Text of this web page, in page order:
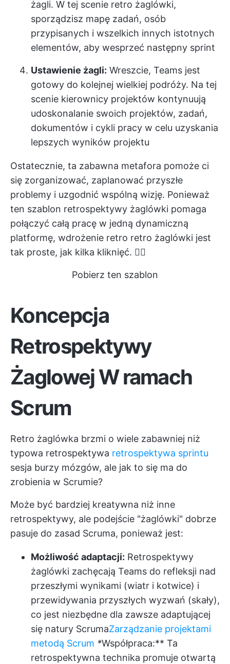
żagli. W tej scenie retro żaglówki,
sporządzisz mapę zadań, osób
przypisanych i wszelkich innych istotnych
elementów, aby wesprzeć następny sprint
Ustawienie żagli: Wreszcie, Teams jest
gotowy do kolejnej wielkiej podróży. Na tej
scenie kierownicy projektów kontynuują
udoskonalanie swoich projektów, zadań,
dokumentów i cykli pracy w celu uzyskania
lepszych wyników projektu
Ostatecznie, ta zabawna metafora pomoże ci
się zorganizować, zaplanować przyszłe
problemy i uzgodnić wspólną wizję. Ponieważ
ten szablon retrospektywy żaglówki pomaga
połączyć całą pracę w jedną dynamiczną
platformę, wdrożenie retro retro żaglówki jest
tak proste, jak kilka kliknięć. 🚣‍♀️
Pobierz ten szablon
Koncepcja
Retrospektywy
Żaglowej W ramach
Scrum
Retro żaglówka brzmi o wiele zabawniej niż
typowa retrospektywa retrospektywa sprintu
sesja burzy mózgów, ale jak to się ma do
zrobienia w Scrumie?
Może być bardziej kreatywna niż inne
retrospektywy, ale podejście "żaglówki" dobrze
pasuje do zasad Scruma, ponieważ jest:
Możliwość adaptacji: Retrospektywy
żaglówki zachęcają Teams do refleksji nad
przeszłymi wynikami (wiatr i kotwice) i
przewidywania przyszłych wyzwań (skały),
co jest niezbędne dla zawsze adaptującej
się natury ScrumaZarządzanie projektami
metodą Scrum *Współpraca:** Ta
retrospektywna technika promuje otwartą